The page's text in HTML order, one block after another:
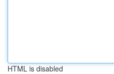
HTML is disabled